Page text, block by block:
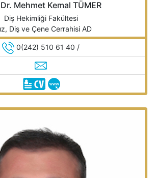
Mehmet Kemal TÜMER
Diş Hekimliği Fakültesi
Diş ve Çene Cerrahisi AD
0(242) 510 61 40 /